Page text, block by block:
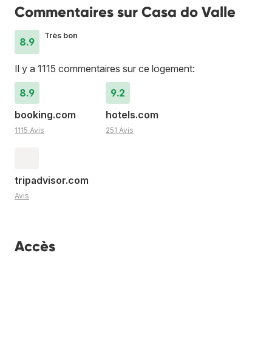
Commentaires sur Casa do Valle
8.9
Très bon
Il y a 1115 commentaires sur ce logement:
8.9
booking.com
1115 Avis
9.2
hotels.com
251 Avis
tripadvisor.com
Avis
Accès